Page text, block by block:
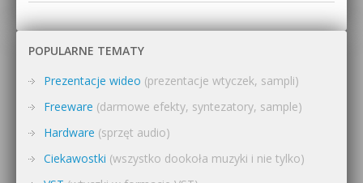
POPULARNE TEMATY
Prezentacje wideo (prezentacje wtyczek, sampli)
Freeware (darmowe efekty, syntezatory, sample)
Hardware (sprzęt audio)
Ciekawostki (wszystko dookoła muzyki i nie tylko)